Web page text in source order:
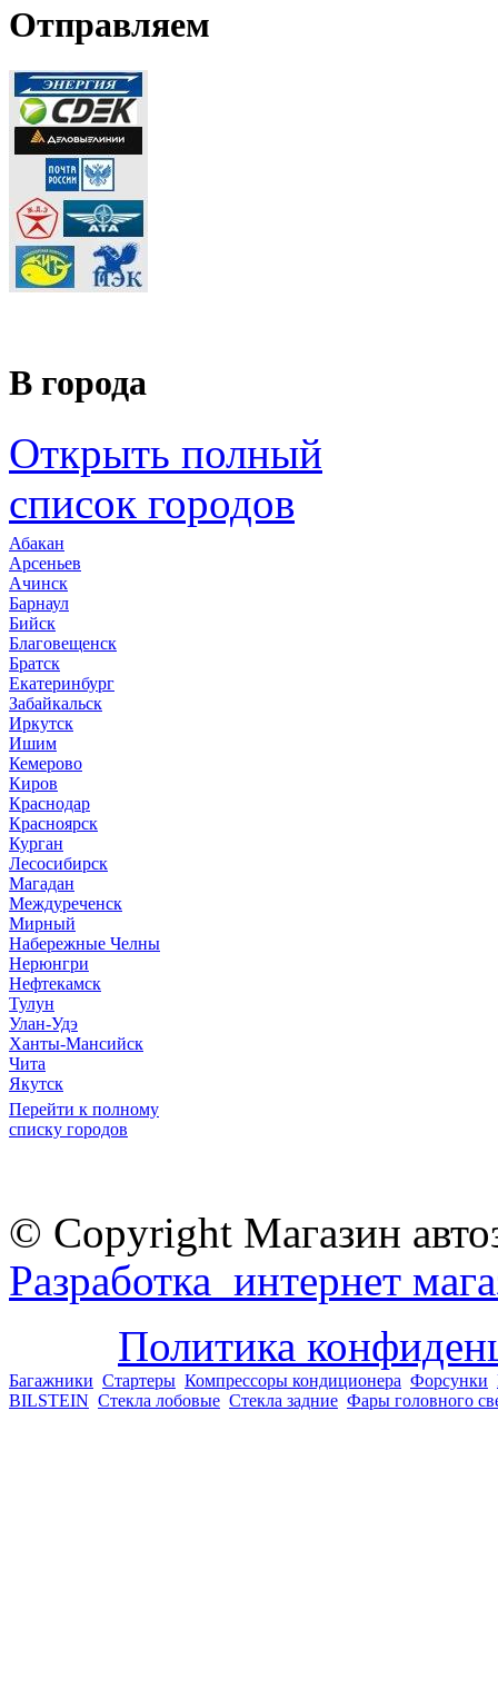
Отправляем
В города
Открыть полный
список городов
Абакан
Арсеньев
Ачинск
Барнаул
Бийск
Благовещенск
Братск
Екатеринбург
Забайкальск
Иркутск
Ишим
Кемерово
Киров
Краснодар
Красноярск
Курган
Лесосибирск
Магадан
Междуреченск
Мирный
Набережные Челны
Нерюнгри
Нефтекамск
Тулун
Улан-Удэ
Ханты-Мансийск
Чита
Якутск
Перейти к полному
списку городов
© Copyright Магазин
Разработка интернет
Политика
Багажники Стартеры Компрессоры кондиционера Форсунки
BILSTEIN Стекла лобовые Стекла задние Фары головного